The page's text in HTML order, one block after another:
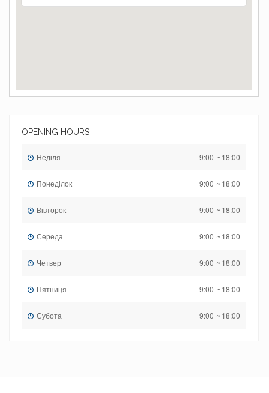
OPENING HOURS
Неділя 9:00 ~ 18:00
Понеділок 9:00 ~ 18:00
Вівторок 9:00 ~ 18:00
Середа 9:00 ~ 18:00
Четвер 9:00 ~ 18:00
Пятниця 9:00 ~ 18:00
Субота 9:00 ~ 18:00